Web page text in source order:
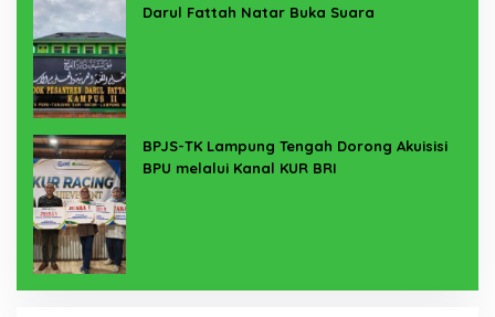
Darul Fattah Natar Buka Suara
BPJS-TK Lampung Tengah Dorong Akuisisi
BPU melalui Kanal KUR BRI